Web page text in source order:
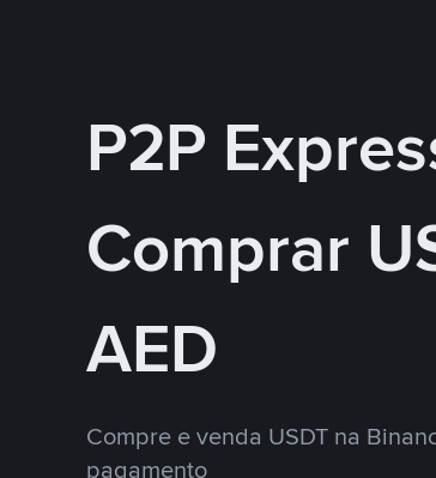
P2P
Comprar
AED
Compre e venda USDT na
pagamento